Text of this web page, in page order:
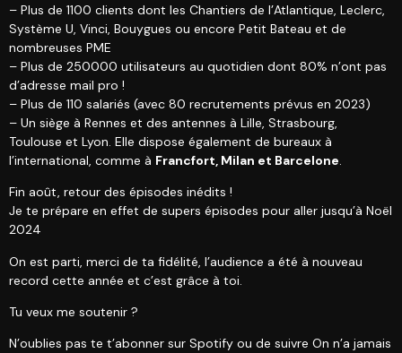
– Plus de 1100 clients dont les Chantiers de l’Atlantique, Leclerc,
Système U, Vinci, Bouygues ou encore Petit Bateau et de
nombreuses PME
– Plus de 250000 utilisateurs au quotidien dont 80% n’ont pas
d’adresse mail pro !
– Plus de 110 salariés (avec 80 recrutements prévus en 2023)
– Un siège à Rennes et des antennes à Lille, Strasbourg,
Toulouse et Lyon. Elle dispose également de bureaux à
l’international, comme à Francfort, Milan et Barcelone.
Fin août, retour des épisodes inédits !
Je te prépare en effet de supers épisodes pour aller jusqu’à Noël
2024
On est parti, merci de ta fidélité, l’audience a été à nouveau
record cette année et c’est grâce à toi.
Tu veux me soutenir ?
N’oublies pas te t’abonner sur Spotify ou de suivre On n’a jamais